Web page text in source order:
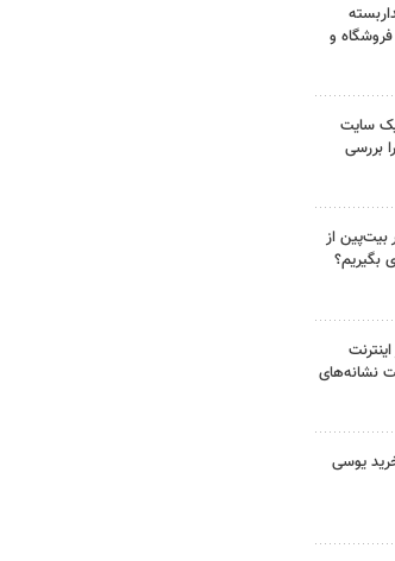
فروشگاه و
سایت
بررسی
بیت‌پین از
بگیریم؟
نشانه‌های
یوسی